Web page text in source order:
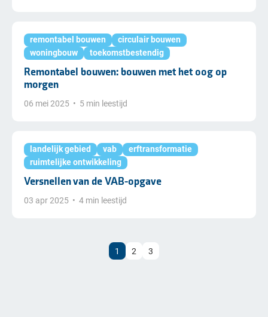
remontabel bouwen
circulair bouwen
woningbouw
toekomstbestendig
Remontabel bouwen: bouwen met het oog op
morgen
06 mei 2025 • 5 min leestijd
landelijk gebied vab
erftransformatie
ruimtelijke ontwikkeling
Versnellen van de VAB-opgave
03 apr 2025 • 4 min leestijd
1 2 3